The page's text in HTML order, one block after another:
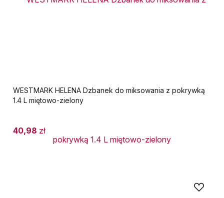
WESTMARK HELENA Dzbanek do miksowania z pokrywką
1.4 L miętowo-zielony
40,98 zł